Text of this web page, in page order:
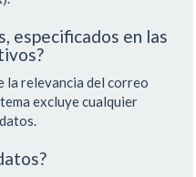
especificados en las
la relevancia del correo
excluye cualquier